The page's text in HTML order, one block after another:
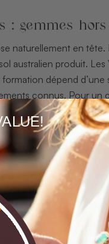
: gemmes
naturellement en
australien produit.
dépend
connus. Pour